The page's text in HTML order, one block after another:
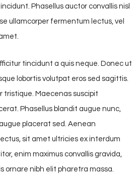
Phasellus auctor convallis nisl
ullamcorper fermentum lectus, vel
tincidunt a quis neque. Donec ut
lobortis volutpat eros sed sagittis.
tristique. Maecenas suscipit
Phasellus blandit augue nunc,
placerat sed. Aenean
sit amet ultricies ex interdum
enim maximus convallis gravida,
ornare nibh elit pharetra massa.